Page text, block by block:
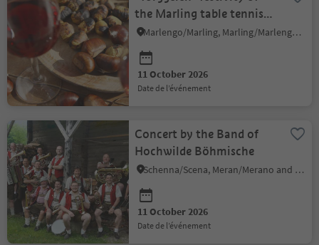
the Marling table tennis
club
Marlengo/Marling, Marling/Marlengo, Meran/Merano and environs
11 October 2026
date de l’événement
Concert by the Band of
Hochwilde Böhmische
Schenna/Scena, Meran/Merano and environs
11 October 2026
date de l’événement